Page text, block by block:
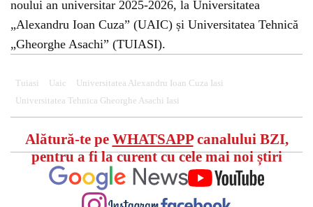
noului an universitar 2025-2026, la Universitatea
„Alexandru Ioan Cuza” (UAIC) și Universitatea Tehnică
„Gheorghe Asachi” (TUIASI).
Tuiasi Uaic
Universitatea Alexandru Ioan Cuza Iasi
Universitatea Tehnica Gheorghe Asachi Iasi
Alătură-te pe WHATSAPPcanalului BZI,
pentru a fi la curent cu cele mai noi știri